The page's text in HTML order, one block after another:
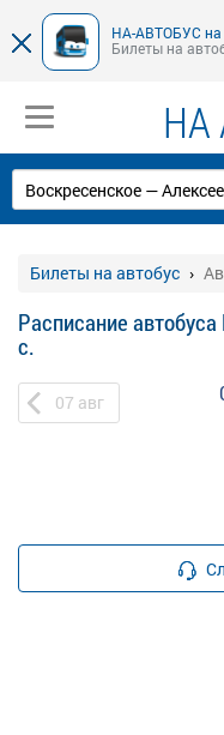
НА-АВТОБУС на
Билеты на
НА
Билеты на автобус
Расписание
с.
07 авг